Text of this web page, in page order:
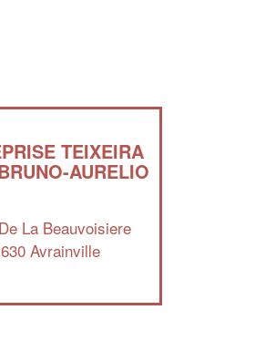
TEIXEIRA
AURELIO
La Beauvoisiere
Avrainville
Vous êtes un
votrechiffre d'affaires
En savoir plus